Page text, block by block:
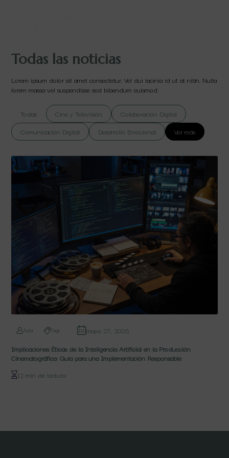
Todas las noticias
Lorem ipsum dolor sit amet consectetur. Vel dui lacinia id ut at nibh. Nulla
lorem massa vel suspendisse sed bibendum euismod.
Todas Cine y Televisión
Colaboración Digital
Comunicación Digital
Desarrollo Emocional Ver más
Autor Tags
mayo 27, 2026
Implicaciones Éticas de la Inteligencia Artificial en la Producción
Cinematográfica: Guía para una Implementación Responsable
12 min de lectura